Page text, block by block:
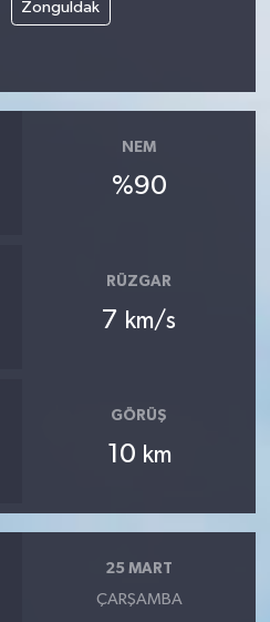
Zonguldak
NEM
%90
RÜZGAR
7 km/s
GÖRÜŞ
10 km
25 MART
ÇARŞAMBA